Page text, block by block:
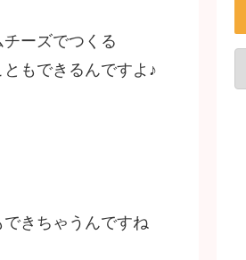
ーズでつくる
もできるんですよ♪
きちゃうんですね